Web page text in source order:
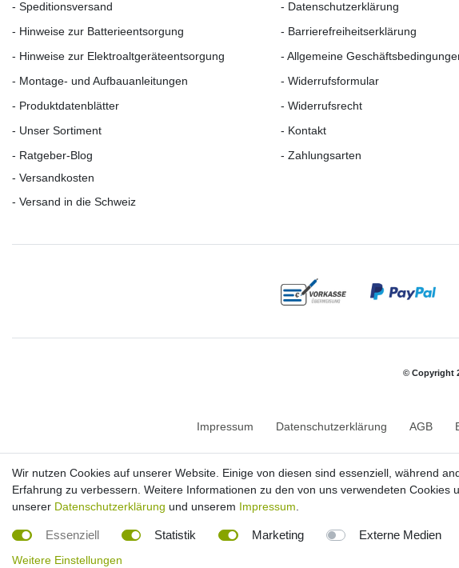
- Speditionsversand
- Hinweise zur Batterieentsorgung
- Hinweise zur Elektroaltgeräteentsorgung
- Montage- und Aufbauanleitungen
- Produktdatenblätter
- Unser Sortiment
- Ratgeber-Blog
- Versandkosten
- Versand in die Schweiz
- Datenschutzerklärung
- Barrierefreiheitserklärung
- Allgemeine
- Widerrufsformular
- Widerrufs­recht
- Kontakt
- Zahlungsarten
© Copyright
Impressum Daten­schutz­erklärung AGB
*inkl. ges. MwSt. Versandkostenfrei innerhalb Deutschlands. Lieferzeiten und Versandkosten für
² Die Berechnung basiert auf einem Preis von 0,50 € pro kWh. Es wird von einer effektiven Nutzung
wird. Bei Infrarotkabinen mit Keramikstrahlern geht man zuvor vor von einer Aufheizzeit von 10 Minuten
³ Die angegebene Lieferzeit bezieht sich auf Inlandslieferungen (Festland). Lieferfristen für Insel- und
Wir nutzen Cookies auf unserer Website. Einige von diesen sind essenziell, während
Erfahrung zu verbessern. Weitere Informationen zu den von uns verwendeten Cookies
unserer Datenschutzerklärung und unserem Impressum
Essenziell Statistik Marketing Externe Medien
Weitere Einstellungen